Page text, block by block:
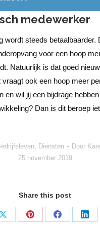
medewerker
wordt steeds betaalbaarder.
voor een hoop
Natuurlijk is dat goed
ook een hoop meer
en wil jij een bijdrage
Dan is dit beroep
, Diensten Door
25 november 2019
Share this post
Deel Deel Deel Deel